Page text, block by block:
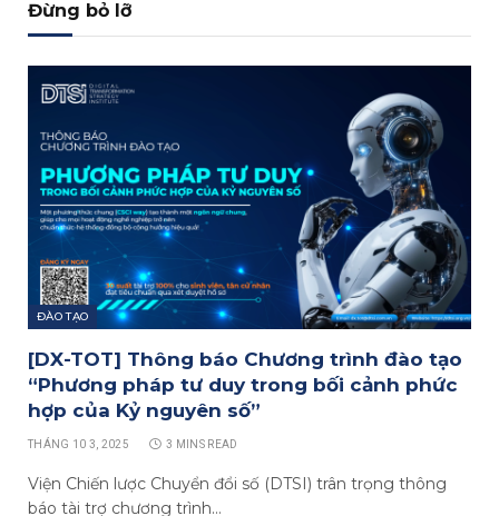
Đừng bỏ lỡ
ĐÀO TẠO
[DX-TOT] Thông báo Chương trình đào tạo
“Phương pháp tư duy trong bối cảnh phức
hợp của Kỷ nguyên số”
THÁNG 10 3, 2025 3 MINS READ
Viện Chiến lược Chuyển đổi số (DTSI) trân trọng thông
báo tài trợ chương trình…